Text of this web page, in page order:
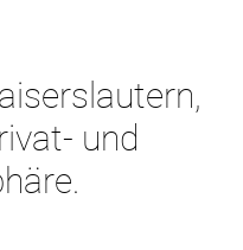
und